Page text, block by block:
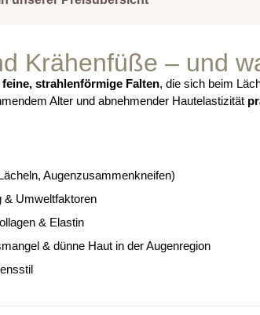
Krähenfüße – und
feine, strahlenförmige Falten, die sich beim
Alter und abnehmender Hautelastizität
Augenzusammenkneifen)
& Umweltfaktoren
& Elastin
& dünne Haut in der Augenregion